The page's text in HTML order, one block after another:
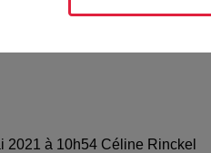
2021 à 10h54 Céline Rinckel